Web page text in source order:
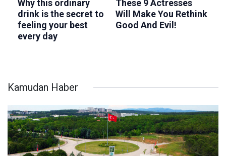
Kamudan Haber